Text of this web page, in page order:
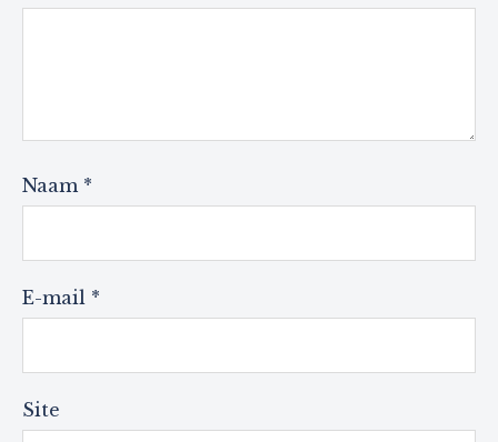
Naam *
E-mail *
Site